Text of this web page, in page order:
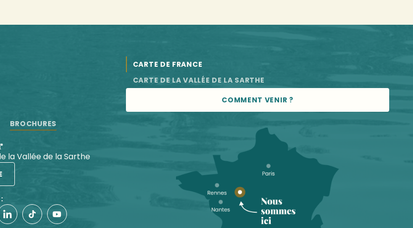
BROCHURES
la Vallée de la Sarthe
CARTE DE FRANCE
CARTE DE LA VALLÉE DE LA SARTHE
COMMENT VENIR ?